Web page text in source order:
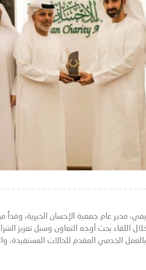
مدير عام جمعية الإحسان الخيرية، وفداً
اللقاء بحث أوجه التعاون وسبل تعزيز